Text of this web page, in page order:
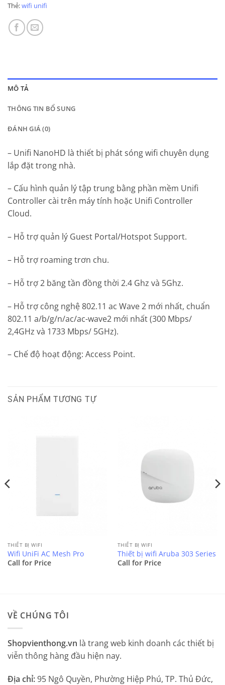
Thẻ:wifi unifi
MÔ TẢ
THÔNG TIN BỔ SUNG
ĐÁNH GIÁ (0)
– Unifi NanoHD là thiết bị phát sóng wifi chuyên dụng
lắp đặt trong nhà.
– Cấu hình quản lý tập trung bằng phần mềm Unifi
Controller cài trên máy tính hoặc Unifi Controller
Cloud.
– Hỗ trợ quản lý Guest Portal/Hotspot Support.
– Hỗ trợ roaming trơn chu.
– Hỗ trợ 2 băng tần đồng thời 2.4 Ghz và 5Ghz.
– Hỗ trợ công nghệ 802.11 ac Wave 2 mới nhất, chuẩn
802.11 a/b/g/n/ac/ac-wave2 mới nhất (300 Mbps/
2,4GHz và 1733 Mbps/ 5GHz).
– Chế độ hoạt động: Access Point.
SẢN PHẨM TƯƠNG TỰ
THIẾT BỊ WIFI
Wifi UniFi AC Mesh Pro
Call for Price
THIẾT BỊ WIFI
Thiết bị wifi Aruba 303 Series
Call for Price
VỀ CHÚNG TÔI
Shopvienthong.vn là trang web kinh doanh các thiết bị
viễn thông hàng đầu hiện nay.
Địa chỉ:95 Ngô Quyền, Phường Hiệp Phú, TP. Thủ Đức,